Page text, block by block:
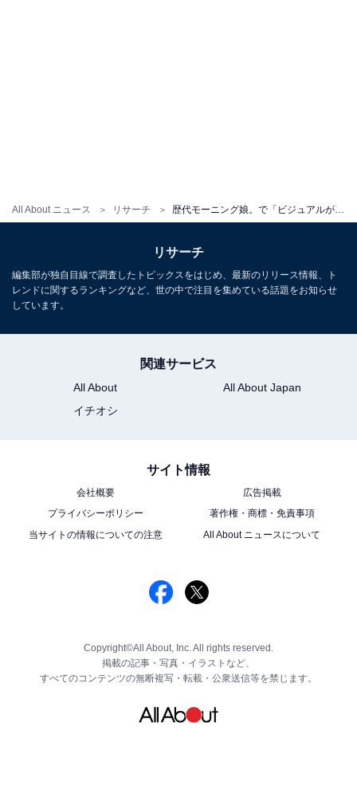
All About ニュース リサーチ 歴代モーニング娘。で「ビジュアルがいいと思うメンバー」ランキング！ 2位「安倍なつみ」、1位は？
リサーチ
編集部が独自目線で調査したトピックスをはじめ、最新のリリース情報、ト
レンドに関するランキングなど、世の中で注目を集めている話題をお知らせ
しています。
関連サービス
All About
All About Japan
イチオシ
サイト情報
会社概要
広告掲載
プライバシーポリシー
著作権・商標・免責事項
当サイトの情報についての注意
All About ニュースについて
Copyright©All About, Inc. All rights reserved.
掲載の記事・写真・イラストなど、
すべてのコンテンツの無断複写・転載・公衆送信等を禁じます。